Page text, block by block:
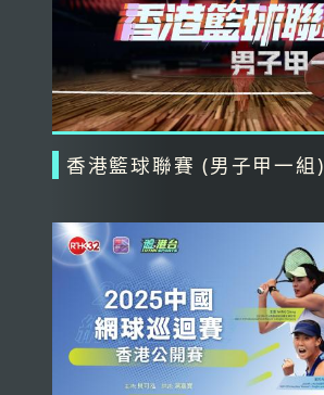
香港籃球聯賽 (男子甲一組)